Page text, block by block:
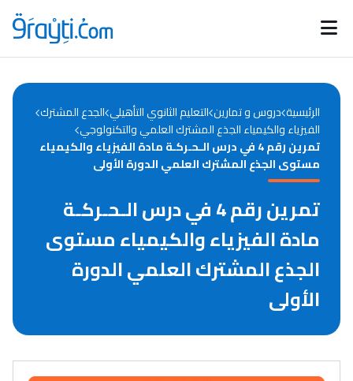
Catégories
d'actualités
Annonces bourses
الرئيسية دروس و تمارين التعليم الثانوي التأهيلي الجدع المشترك
الفيزياء والكيمياء الجذع المشترك العلمي والتكنولوجي
تمرين رقم 4 في درس الـحـركـة مادة الفيزياء والكيمياء
مستوى الجذع المشترك العلمي الدورة الأولى
تمرين رقم 4 في درس الـحـركـة
مادة الفيزياء والكيمياء مستوى
الجذع المشترك العلمي الدورة
الأولى